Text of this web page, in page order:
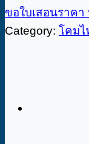
ขอใบเสอนราคา
Category: โคมไ